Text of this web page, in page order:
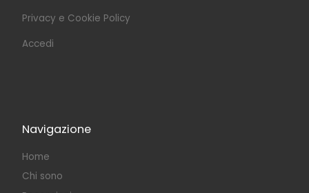
Privacy e Cookie Policy
Accedi
Navigazione
Home
Chi sono